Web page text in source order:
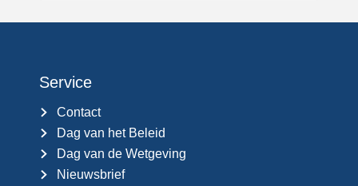
Service
Contact
Dag van het Beleid
Dag van de Wetgeving
Nieuwsbrief